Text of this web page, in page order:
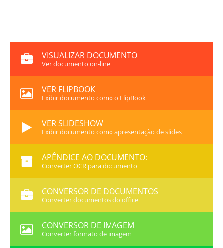
VISUALIZAR DOCUMENTO
Ver documento on-line
VER FLIPBOOK
Exibir documento como o FlipBook
VER SLIDESHOW
Exibir documento como apresentação de slides
APÊNDICE AO DOCUMENTO:
Converter OCR para documento
CONVERSOR DE DOCUMENTOS
Converter documentos do office
CONVERSOR DE IMAGEM
Converter formato de imagem